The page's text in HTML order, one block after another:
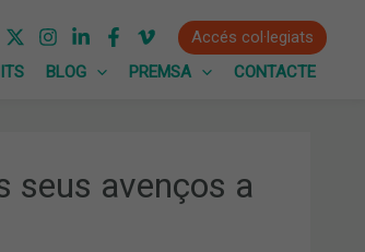
Accés col·legiats
BLOG PREMSA CONTACTE
seus avenços a